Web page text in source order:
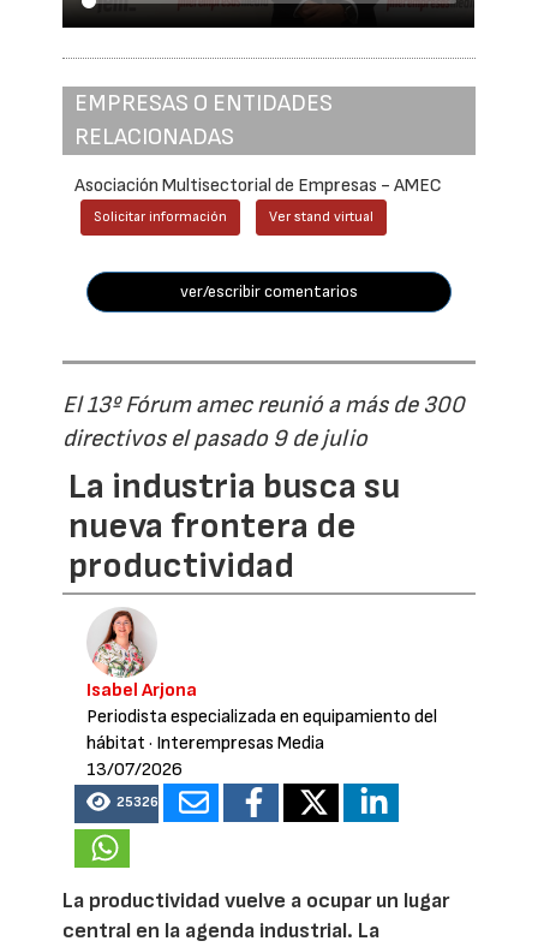
EMPRESAS O ENTIDADES
RELACIONADAS
Asociación Multisectorial de Empresas - AMEC
Solicitar información Ver stand virtual
ver/escribir comentarios
El 13º Fórum amec reunió a más de 300
directivos el pasado 9 de julio
La industria busca su
nueva frontera de
productividad
Isabel Arjona
Periodista especializada en equipamiento del
hábitat · Interempresas Media
13/07/2026
25326
La productividad vuelve a ocupar un lugar
central en la agenda industrial. La